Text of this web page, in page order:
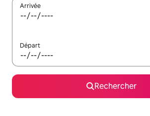
Arrivée
Départ
Rechercher